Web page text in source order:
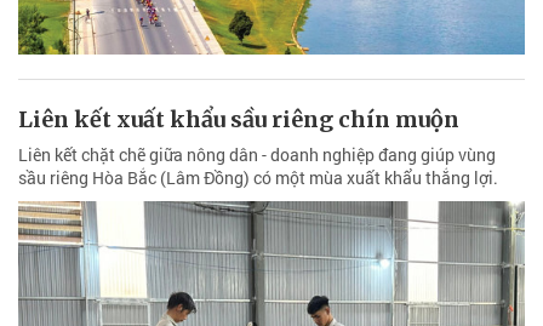
Liên kết xuất khẩu sầu riêng chín muộn
Liên kết chặt chẽ giữa nông dân - doanh nghiệp đang giúp vùng
sầu riêng Hòa Bắc (Lâm Đồng) có một mùa xuất khẩu thắng lợi.